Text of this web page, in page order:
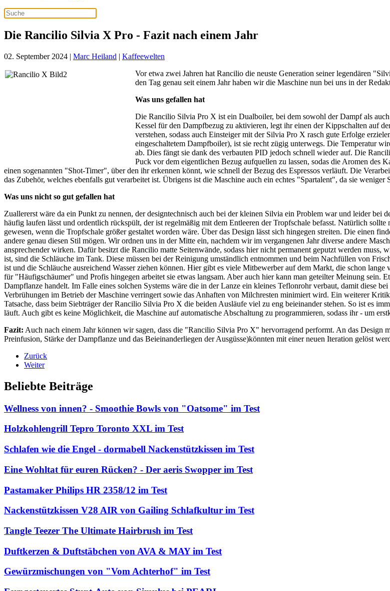
Die Rancilio Silvia X Pro - Fazit nach einem Jahr
02. September 2024 | Marc Heiland | Kaffeewelten
Vor etwa zwei Jahren hat Rancilio die neuste Generation seiner legendären
den Tag genau seit einem Jahr haben wir die Maschine nun bei uns in der
Was uns gefallen hat
Die Rancilio Silvia Pro X ist ein Dualboiler, bei dem sowohl der Dampf als
Kessel für den Dampfbezug zu aktivieren, legt ihr einen der Kippschalten auf
verstehen, sodass auch Einsteiger mit der Silvia Pro X rasch gute Erfolge
eingeschaltetem Dampfboiler), ist sie recht zügig unterwegs. Die Temperatur
ab. Dies fängt sie dank des verbauten PID jedoch schnell wieder auf. Die
Puck vor dem eigentlichen Bezug aufquellen zu lassen, sodas die Aromen des
einen sogenannten "Shot-Timer", über den ihr erkennen könnt, wie schnell der Bezug des Espressos verläuft. Die
das Zubehör, welches ebenfalls gut verarbeitet ist. Übrigens ist die Maschine auch ein echtes "Spartalent", da sie weniger
Was uns nicht so gut gefallen hat
Zuallererst wäre da ein Punkt zu nennen, der designtechnisch auch bei der kleinen Silvia ein Problem war und leider
häufig laufen lässt und ordentlich rückspült, der ist regelmäßig mit dem Entleeren der Tropfschale befasst. Natürlich
gewesen, wenn die Tropfschale größer gestaltet worden wäre. Über das Design lässt sich hingegen streiten. Die einen
andere genau diesen Stil mögen. Wir ordnen uns in der Mitte ein, nachdem wir im vergangenen Jahr diverse andere
ansprechender wirken. Dafür besitzt die Rancilio matte Seitenwände, sodass hier nicht permanent geputzt werden
ist, sind die Schläuche im Tank. Diese müssen bei der Reinigung umständlich entnommen und beim Nachfüllen von
ist und die Schläuche ausreichend Wasser ziehen können. Hier gibt es viele Mitbewerber auf dem Markt, die schon
für "Häufigschäumer" und Profis hingegen arbeitet sie etwas langsam. Aber auch hier kann man geteilter Meinung sein.
Dampflanze handelt. Im Falle eines solchen Systems wäre die in der Lanze ein kleines Teflonrohr verbaut, damit diese
Verbrühungen im Betrieb der Maschine verringert sowie das Anhaften von Milchresten minimiert wird. Ein weiterer
Tatsache, dass beim Siebträger der Rancilio Silvia Pro X die beiden Ausläufe viel zu eng beieinander stehen. So ist es
läuft. Auch gibt es keine Möglichkeit, die Maschine auf automatische Abschaltung zu programmieren, sodass ihr - um
Fazit: Auch nach einem Jahr können wir sagen, dass die "Rancilio Silvia Pro X" hervorragend performt. An das Design
Preinfusion, Stärke der Dampflanze und das Beieinanderliegen der Ausgüsse)könnten mit einer neuen Iteration gelöst
Zurück
Weiter
Beliebte Beiträge
Wellness von innen? - Smoothie Bowls von "Oatsome" im Test
Holzkohlengrill Tepro Toronto XXL im Test
Schlafen wie die Engel - dormabell Nackenstützkissen im Test
Eine Wohltat für euren Rücken? - Der aeris Swopper im Test
Pastamaker Philips HR 2358/12 im Test
Nackenstützkissen V28 AIR von Gailing Schlafkultur im Test
Tangle Teezer The Ultimate Hairbrush im Test
Duftkerzen & Duftstäbchen von AVA & MAY im Test
Gewürzmischungen von "Vom Achterhof" im Test